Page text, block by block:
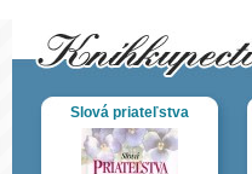
Slová priateľstva